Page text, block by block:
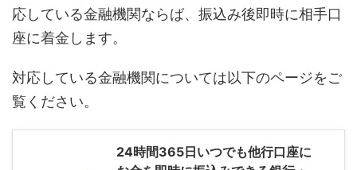
応している金融機関ならば、振込み後即時に相手口
座に着金します。
対応している金融機関については以下のページをご
覧ください。
24時間365日いつでも他行口座に